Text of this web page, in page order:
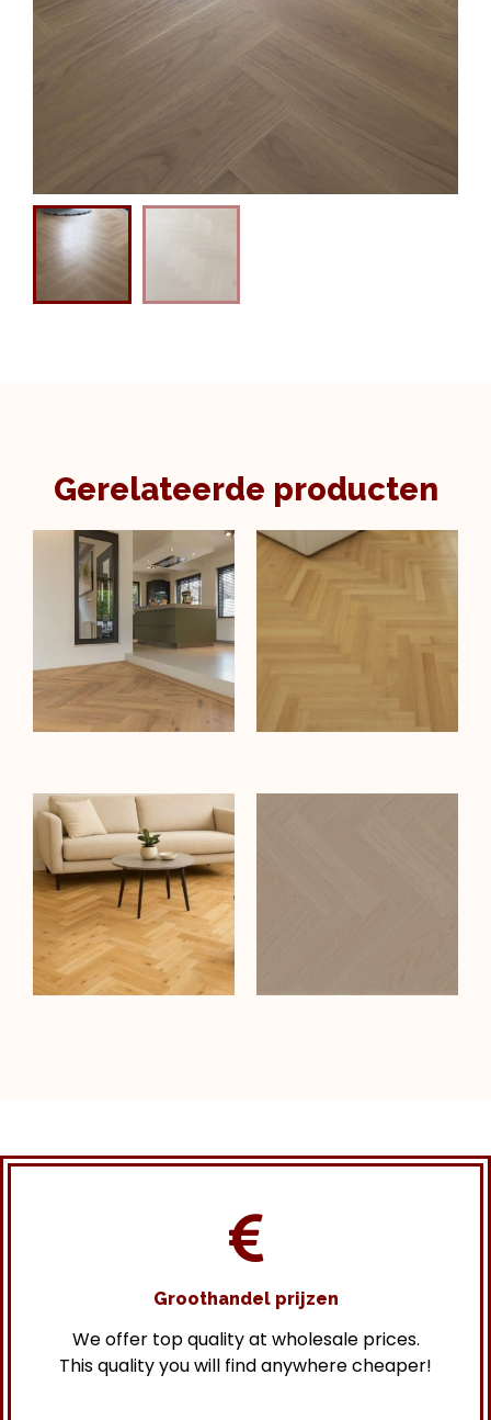
Gerelateerde producten
Groothandel prijzen
We offer top quality at wholesale prices.
This quality you will find anywhere cheaper!